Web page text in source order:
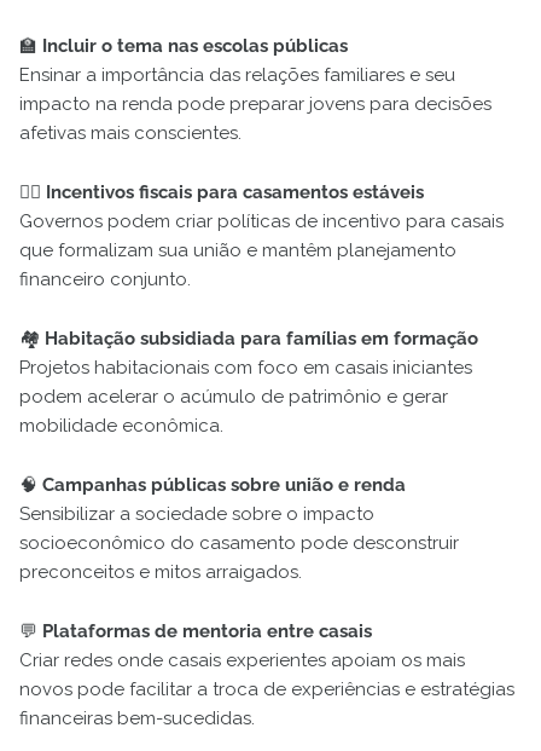
🏫 Incluir o tema nas escolas públicas
Ensinar a importância das relações familiares e seu
impacto na renda pode preparar jovens para decisões
afetivas mais conscientes.
🧑‍⚖️
Incentivos fiscais para casamentos estáveis
Governos podem criar políticas de incentivo para casais
que formalizam sua união e mantêm planejamento
financeiro conjunto.
🏘️ Habitação subsidiada para famílias em formação
Projetos habitacionais com foco em casais iniciantes
podem acelerar o acúmulo de patrimônio e gerar
mobilidade econômica.
🧠 Campanhas públicas sobre união e renda
Sensibilizar a sociedade sobre o impacto
socioeconômico do casamento pode desconstruir
preconceitos e mitos arraigados.
💬 Plataformas de mentoria entre casais
Criar redes onde casais experientes apoiam os mais
novos pode facilitar a troca de experiências e estratégias
financeiras bem-sucedidas.